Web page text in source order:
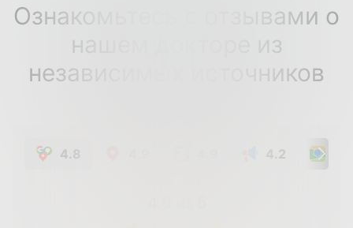
Ознакомьтесь с отзывами о
нашем докторе из
независимых источников
4.8 4.2